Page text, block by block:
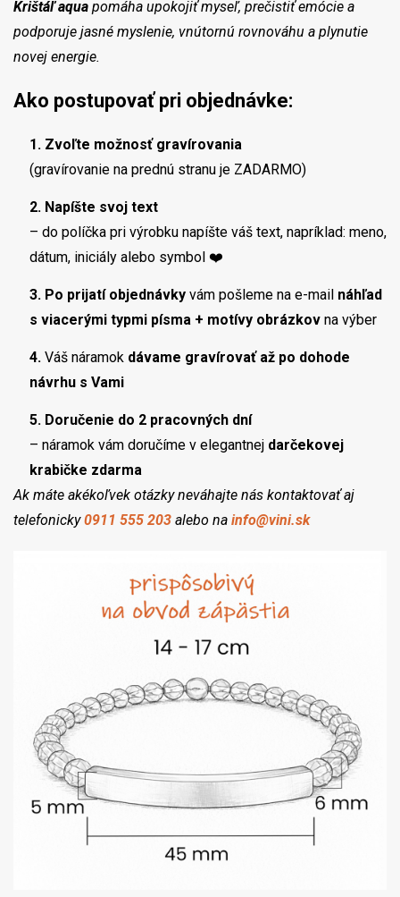
Krištáľ aqua pomáha upokojiť myseľ, prečistiť emócie a
podporuje jasné myslenie, vnútornú rovnováhu a plynutie
novej energie.
Ako postupovať pri objednávke:
1. Zvoľte možnosť gravírovania
(gravírovanie na prednú stranu je ZADARMO)
2. Napíšte svoj text
– do políčka pri výrobku napíšte váš text, napríklad: meno,
dátum, iniciály alebo symbol ❤️
3. Po prijatí objednávky vám pošleme na e-mail náhľad
s viacerými typmi písma + motívy obrázkov na výber
4. Váš náramok dávame gravírovať až po dohode
návrhu s Vami
5. Doručenie do 2 pracovných dní
– náramok vám doručíme v elegantnej darčekovej
krabičke zdarma
Ak máte akékoľvek otázky neváhajte nás kontaktovať aj
telefonicky0911 555 203 alebo na info@vini.sk